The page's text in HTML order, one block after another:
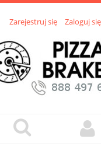
Zarejestruj się Zaloguj się